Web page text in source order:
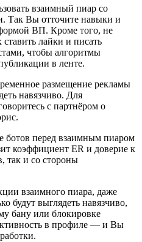
взаимный пиар со
Так Вы отточите навыки и
ВП. Кроме того, не
ставить лайки и писать
чтобы алгоритмы
в ленте.
размещение рекламы
навязчиво. Для
с партнёром о
ботов перед взаимным пиаром
коэффициент ER и доверие к
так и со стороны
взаимного пиара, даже
будут выглядеть навязчиво,
бану или блокировке
в профиле — и Вы